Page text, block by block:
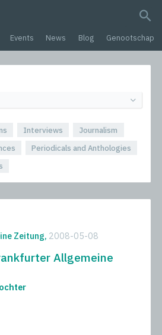
Events News Blog Genootschap
Interviews
Journalism
Periodicals and Anthologies
Zeitung, 2008-05-08
Allgemeine